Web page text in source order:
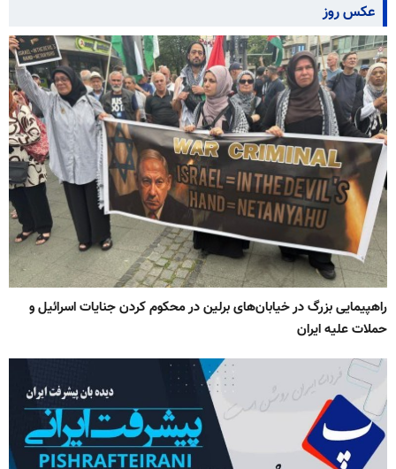
عکس روز
راهپیمایی بزرگ در خیابان‌های برلین در محکوم کردن جنایات اسرائیل و
حملات علیه ایران